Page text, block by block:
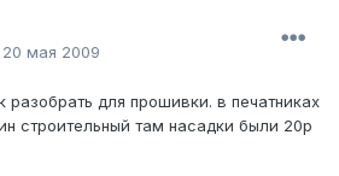
20 мая 2009
для прошивки. в печатниках
строительный там насадки были 20р